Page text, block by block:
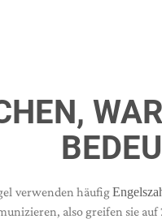
verwenden häufig
also greifen sie